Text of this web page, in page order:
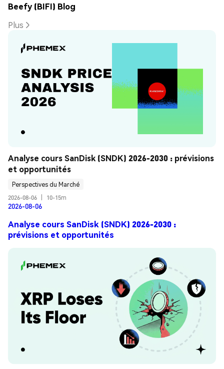
Beefy (BIFI) Blog
Plus
Analyse cours SanDisk (SNDK) 2026-2030 : prévisions
et opportunités
Perspectives du Marché
2026-08-06
10-15m
2026-08-06
Analyse cours SanDisk (SNDK) 2026-2030 :
prévisions et opportunités